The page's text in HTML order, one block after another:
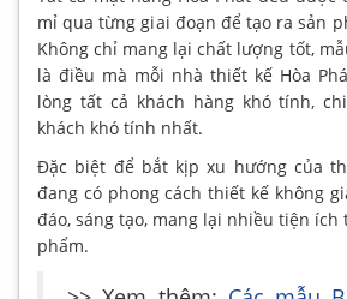
mỉ qua từng giai đoạn để tạo ra sản
Không chỉ mang lại chất lượng tốt,
là điều mà mỗi nhà thiết kế Hòa
lòng tất cả khách hàng khó tính,
khách khó tính nhất.
Đặc biệt để bắt kịp xu hướng của
đang có phong cách thiết kế không
đáo, sáng tạo, mang lại nhiều tiện ích
phẩm.